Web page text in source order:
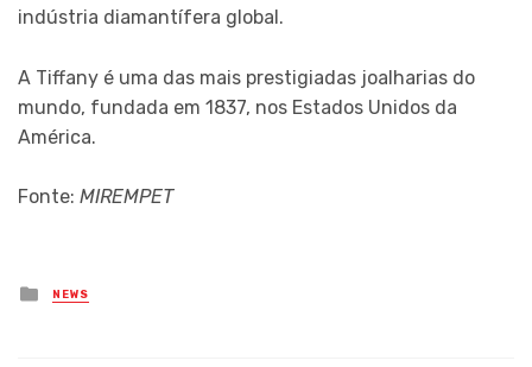
indústria diamantífera global.
A Tiffany é uma das mais prestigiadas joalharias do
mundo, fundada em 1837, nos Estados Unidos da
América.
Fonte: MIREMPET
Posted
in
NEWS